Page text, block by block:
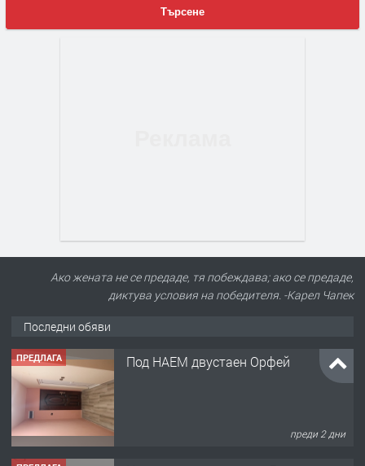
Търсене
Ако жената не се предаде, тя побеждава; ако се предаде,
диктува условия на победителя. -Карел Чапек
Последни обяви
ПРЕДЛАГА Под НАЕМ двустаен Орфей
преди 2 дни